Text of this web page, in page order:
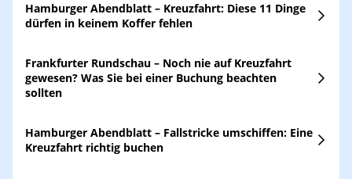
Hamburger Abendblatt – Kreuzfahrt: Diese 11 Dinge
dürfen in keinem Koffer fehlen
Frankfurter Rundschau – Noch nie auf Kreuzfahrt
gewesen? Was Sie bei einer Buchung beachten
sollten
Hamburger Abendblatt – Fallstricke umschiffen: Eine
Kreuzfahrt richtig buchen